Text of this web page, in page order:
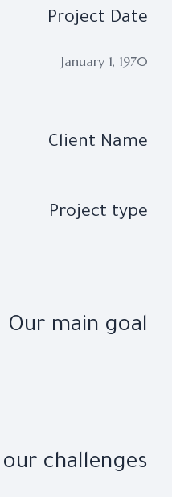
Project Date
January 1, 1970
Client Name
Project type
Our main goal
challenges